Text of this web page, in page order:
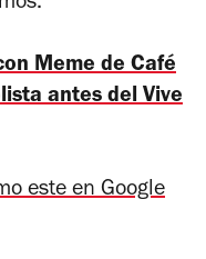
Meme de Café
antes del Vive
este en Google